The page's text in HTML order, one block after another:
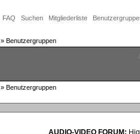
FAQ Suchen Mitgliederliste
» Benutzergruppen
» Benutzergruppen
AUDIO-VIDEO FORUM: